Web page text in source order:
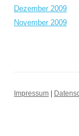
Dezember 2009
November 2009
Impressum